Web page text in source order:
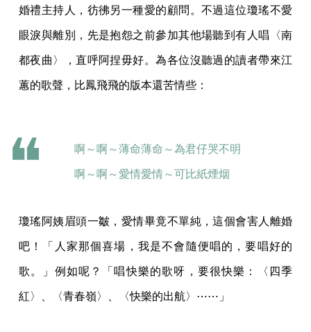
婚禮主持人，彷彿另一種愛的顧問。不過這位瓊瑤不愛
眼淚與離別，先是抱怨之前參加其他場聽到有人唱〈南
都夜曲〉，直呼阿捏毋好。為各位沒聽過的讀者帶來江
蕙的歌聲，比鳳飛飛的版本還苦情些：
啊～啊～薄命薄命～為君仔哭不明
啊～啊～愛情愛情～可比紙煙烟
瓊瑤阿姨眉頭一皺，愛情畢竟不單純，這個會害人離婚
吧！「人家那個喜場，我是不會隨便唱的，要唱好的
歌。」例如呢？「唱快樂的歌呀，要很快樂：〈四季
紅〉、〈青春嶺〉、〈快樂的出航〉⋯⋯」